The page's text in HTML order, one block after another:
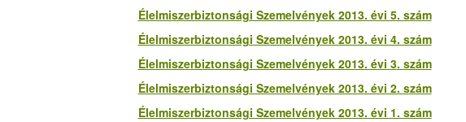
Élelmiszerbiztonsági Szemelvények 2013. évi 5. szám
Élelmiszerbiztonsági Szemelvények 2013. évi 4. szám
Élelmiszerbiztonsági Szemelvények 2013. évi 3. szám
Élelmiszerbiztonsági Szemelvények 2013. évi 2. szám
Élelmiszerbiztonsági Szemelvények 2013. évi 1. szám